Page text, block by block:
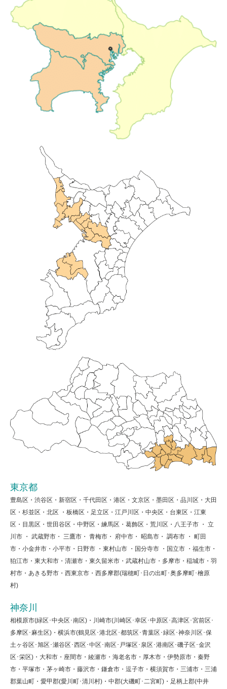
東京都
豊島区・渋谷区・新宿区・千代田区・港区・文京区・墨田区・品川区・大田
区・杉並区・北区 ・板橋区・足立区・江戸川区・中央区・台東区・江東
区・目黒区・世田谷区・中野区・練馬区・葛飾区・荒川区・八王子市 ・ 立
川市 ・ 武蔵野市・ 三鷹市・ 青梅市・ 府中市・ 昭島市・ 調布市 ・ 町田
市・小金井市・小平市・日野市 ・東村山市 ・国分寺市 ・国立市 ・福生市・
狛江市・東大和市・清瀬市・東久留米市・武蔵村山市・多摩市・稲城市・羽
村市・あきる野市・西東京市・西多摩郡(瑞穂町･日の出町･奥多摩町･檜原
村)
神奈川
相模原市(緑区･中央区･南区)・川崎市(川崎区･幸区･中原区･高津区･宮前区･
多摩区･麻生区)・横浜市(鶴見区･港北区･都筑区･青葉区･緑区･神奈川区･保
土ヶ谷区･旭区･瀬谷区･西区･中区･南区･戸塚区･泉区･港南区･磯子区･金沢
区･栄区)・大和市・座間市・綾瀬市・海老名市・厚木市・伊勢原市・秦野
市・平塚市・茅ヶ崎市・藤沢市・鎌倉市・逗子市・横須賀市・三浦市・三浦
郡葉山町・愛甲郡(愛川町･清川村)・中郡(大磯町･二宮町)・足柄上郡(中井